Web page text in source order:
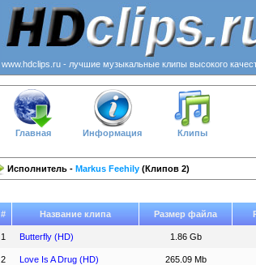
www.hdclips.ru - лучшие музыкальные клипы высокого
Главная Информация Клипы
Исполнитель - Markus Feehily (Клипов 2)
# Название клипа Размер файла
1 Butterfly (HD) 1.86 Gb
2 Love Is A Drug (HD) 265.09 Mb